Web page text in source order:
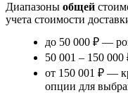
Диапазоны общей
учета стоимости
до 50 000 ₽ —
50 001 – 150
от 150 001 ₽ —
опции для